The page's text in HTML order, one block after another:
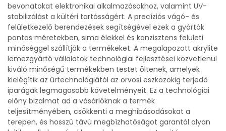
bevonatokat elektronikai alkalmazásokhoz, valamint UV-
stabilizálást a kültéri tartósságért. A precíziós vágó- és
felületkezelő berendezések segítségével ezek a gyártók
pontos méretekben, sima élekkel és konzisztens felületi
minőséggel szállítják a termékeket. A megalapozott akrylite
lemezgyártó vállalatok technológiai fejlesztései közvetlenül
kiváló minőségű termékekben testet öltenek, amelyek
kielégítik az űrtechnológiától az orvosi eszközökig terjedő
iparágak legmagasabb követelményeit. Ez a technológiai
előny bizalmat ad a vásárlóknak a termék
teljesítményében, csökkenti a meghibásodásokat a
terepen, és hosszú távú megbízhatóságot garantál olyan